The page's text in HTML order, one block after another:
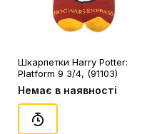
Шкарпетки Harry Potter:
Platform 9 3/4, (91103)
Немає в наявності